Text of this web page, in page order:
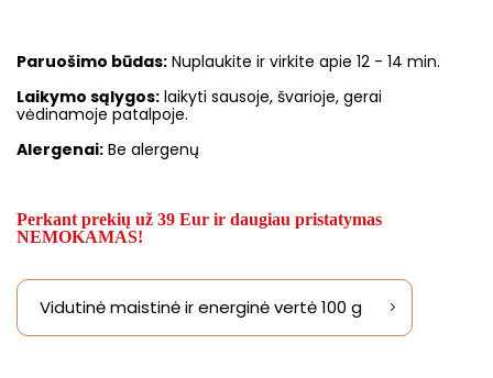
Paruošimo būdas: Nuplaukite ir virkite apie 12 - 14 min.
Laikymo sąlygos: laikyti sausoje, švarioje, gerai
vėdinamoje patalpoje.
Alergenai: Be alergenų
Perkant prekių už 39 Eur ir daugiau pristatymas
NEMOKAMAS!
Vidutinė maistinė ir energinė vertė 100 g